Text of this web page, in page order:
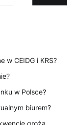
w CEIDG i KRS?
w Polsce?
biurem?
grożą